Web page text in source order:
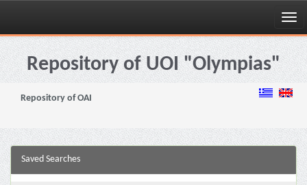
Skip
navigationRepository of UOI "Olympias"
Repository of OAI
Saved Searches